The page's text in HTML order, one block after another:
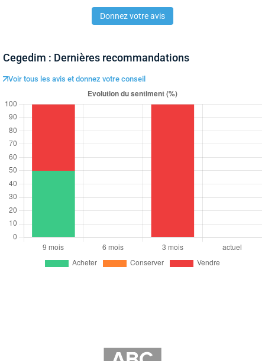
Donnez votre avis
Cegedim : Dernières recommandations
Voir tous les avis et donnez votre conseil